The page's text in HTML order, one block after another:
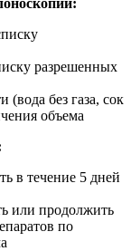
разрешенных
(вода без газа, сок
объема
в течение 5 дней
или продолжить
по